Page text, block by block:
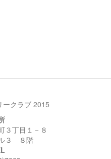
クラブ 2015
３丁目１－８
３ ８階